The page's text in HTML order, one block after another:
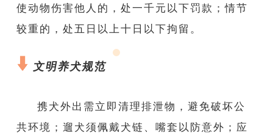
使动物伤害他人的，处一千元以下罚款；情节
较重的，处五日以上十日以下拘留。
文明养犬规范
携犬外出需立即清理排泄物，避免破坏公
共环境；遛犬须佩戴犬链、嘴套以防意外；应